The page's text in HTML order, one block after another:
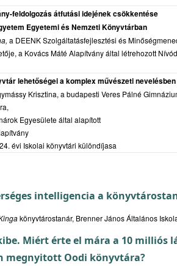
feldolgozás átfutási idejének csökkentése
Egyetemi és Nemzeti Könyvtárban
a DEENK Szolgáltatásfejlesztési és
a Kovács Máté Alapítvány által létrehozott
lehetőségei a komplex művészeti nevelésben
Krisztina, a budapesti Veres Pálné
Egyesülete által alapított
évi Iskolai könyvtári különdíjasa
intelligencia a
könyvtárostanár, Brenner János Általános
Miért érte el mára a 10 milliós
megnyitott Oodi könyvtára?